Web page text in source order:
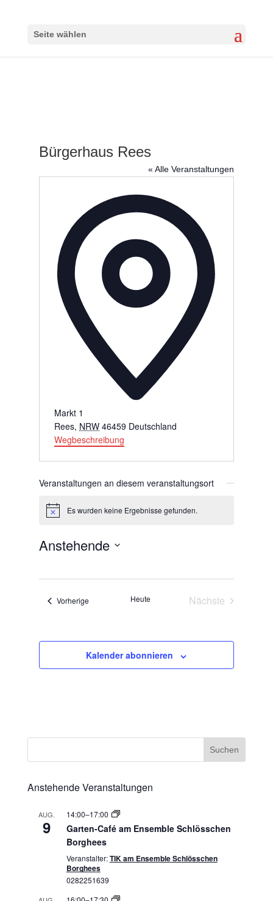
Seite wählen
Bürgerhaus Rees
« Alle Veranstaltungen
Markt 1
Rees, NRW 46459 Deutschland
Wegbeschreibung
Veranstaltungen an diesem veranstaltungsort
HinweisEs wurden keine Ergebnisse gefunden.
Anstehende
Vorherige Veranstaltungen
Heute
Nächste
Kalender abonnieren
Anstehende Veranstaltungen
AUG.
9
14:00–17:00
Garten-Café am Ensemble Schlösschen
Borghees
Veranstalter:TIK am Ensemble Schlösschen
Borghees
0282251639